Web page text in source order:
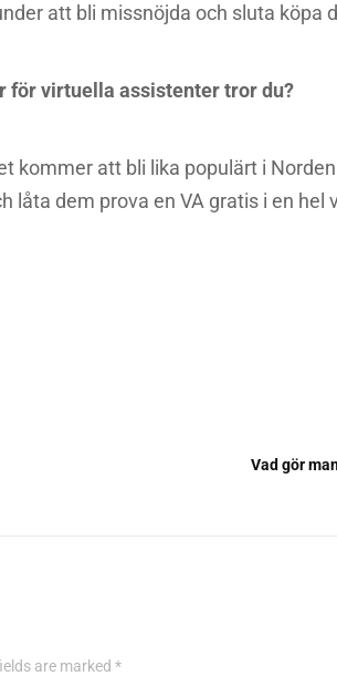
att bli missnöjda och sluta köpa
för virtuella assistenter tror du?
kommer att bli lika populärt i
låta dem prova en VA gratis i en hel
Vad gör
are marked *